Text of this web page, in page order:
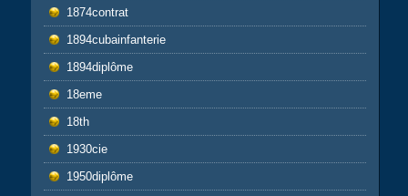
1874contrat
1894cubainfanterie
1894diplôme
18eme
18th
1930cie
1950diplôme